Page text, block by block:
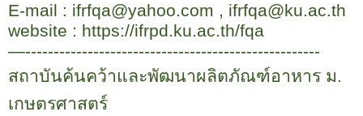
E-mail : ifrfqa@yahoo.com , ifrfqa@ku.ac.th
website : https://ifrpd.ku.ac.th/fqa
—----------------------------------------------------
สถาบันค้นคว้าและพัฒนาผลิตภัณฑ์อาหาร ม.
เกษตรศาสตร์